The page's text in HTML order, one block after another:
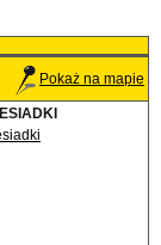
Pokaż na mapie